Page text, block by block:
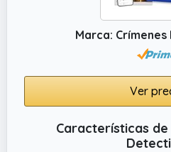
Marca:
Ver
Características